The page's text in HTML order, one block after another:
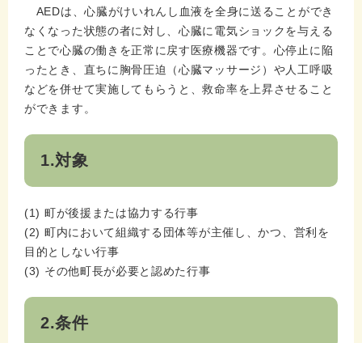
AEDは、心臓がけいれんし血液を全身に送ることができ
なくなった状態の者に対し、心臓に電気ショックを与える
ことで心臓の働きを正常に戻す医療機器です。心停止に陥
ったとき、直ちに胸骨圧迫（心臓マッサージ）や人工呼吸
などを併せて実施してもらうと、救命率を上昇させること
ができます。
1.対象
(1) 町が後援または協力する行事
(2) 町内において組織する団体等が主催し、かつ、営利を
目的としない行事
(3) その他町長が必要と認めた行事
2.条件